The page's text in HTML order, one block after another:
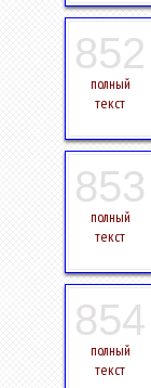
852
полный
текст
853
полный
текст
854
полный
текст